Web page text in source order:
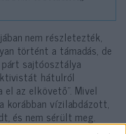
nem részletezték,
történt a támadás, de
sajtóosztálya
hátulról
az elkövető”. Mivel
korábban vízilabdázott,
és nem sérült meg.